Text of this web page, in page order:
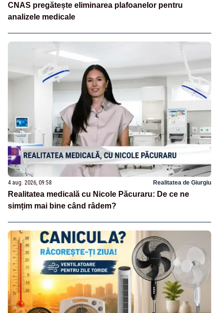
CNAS pregătește eliminarea plafoanelor pentru
analizele medicale
4 aug. 2026, 09:58 Realitatea de Giurgiu
Realitatea medicală cu Nicole Păcuraru: De ce ne
simțim mai bine când râdem?